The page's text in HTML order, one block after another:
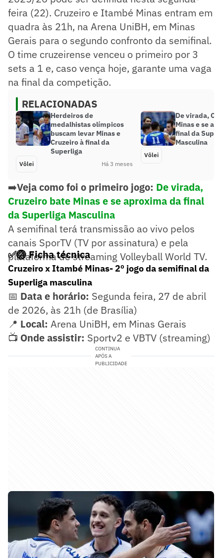
feira (22). Cruzeiro e Itambé Minas entram em
quadra às 21h, na Arena UniBH, em Minas
Gerais para o segundo confronto da semifinal.
O time cruzeirense venceu o primeiro por 3
sets a 1 e, caso vença hoje, garante uma vaga
na final da competição.
RELACIONADAS
Herdeiros de
medalhistas olímpicos
buscam levar Minas e
Cruzeiro à final da
Superliga
Vôlei Há 3 meses
De virada,
Minas e se
final da
Masculina
Vôlei
➡️Veja como foi o primeiro jogo: De virada,
Cruzeiro bate Minas e se aproxima da final
da Superliga Masculina
A semifinal terá transmissão ao vivo pelos
canais SporTV (TV por assinatura) e pela
plataforma de streaming Volleyball World TV.
✅🏐 Ficha técnica
Cruzeiro x Itambé Minas- 2º jogo da semifinal da
Superliga masculina
📅 Data e horário: Segunda feira, 27 de abril
de 2026, às 21h (de Brasília)
📍 Local: Arena UniBH, em Minas Gerais
📺 Onde assistir: Sportv2 e VBTV (streaming)
CONTINUA
APÓS A
PUBLICIDADE